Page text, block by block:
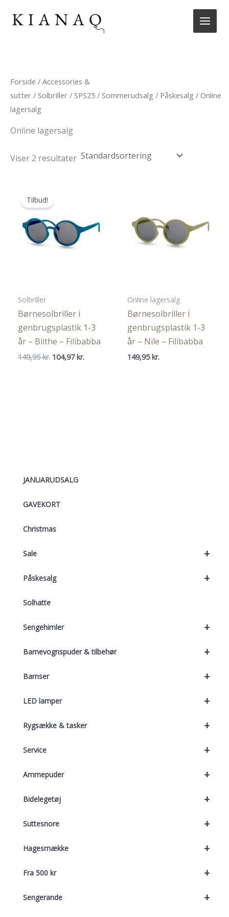
JANUARUDSALG
GAVEKORT
Christmas
+
Sale
+
Påskesalg
Solhatte
+
Sengehimler
+
Barnevognspuder & tilbehør
+
Bamser
+
LED lamper
+
Rygsække & tasker
+
Service
+
Ammepuder
+
Bidelegetøj
+
Suttesnore
+
Hagesmække
+
Fra 500 kr
+
Sengerande
Forside / Accessories &
sutter / Solbriller / SPS25 / Sommerudsalg / Påskesalg / Online
lagersalg
Online lagersalg
Viser 2 resultater
Tilbud!
Solbriller
Børnesolbriller i
genbrugsplastik 1-3
år – Blithe – Filibabba
149,95kr. Den
104,97 kr.Den
Online lagersalg
Børnesolbriller i
genbrugsplastik 1-3
år – Nile – Filibabba
149,95 kr.